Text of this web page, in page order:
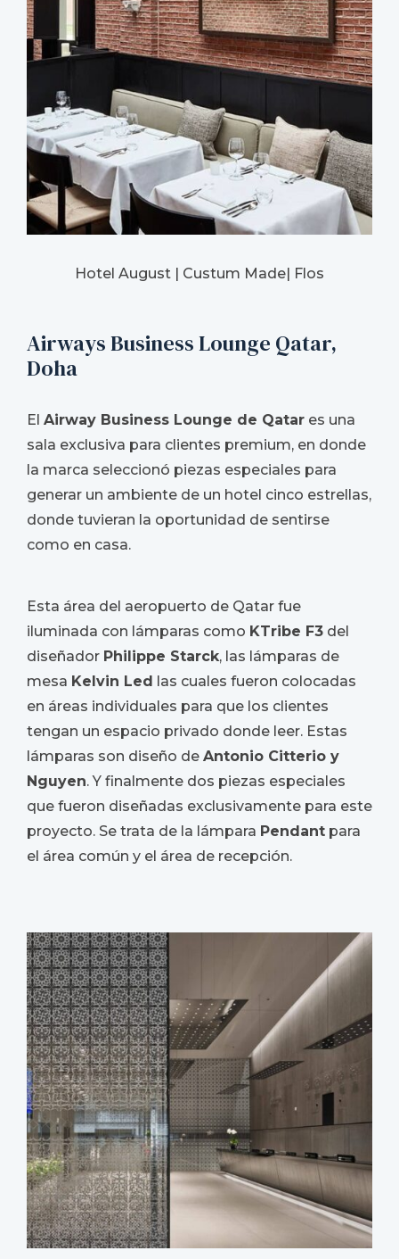
Hotel August | Custum Made| Flos
Airways Business Lounge Qatar,
Doha
El Airway Business Lounge de Qatar es una
sala exclusiva para clientes premium, en donde
la marca seleccionó piezas especiales para
generar un ambiente de un hotel cinco estrellas,
donde tuvieran la oportunidad de sentirse
como en casa.
Esta área del aeropuerto de Qatar fue
iluminada con lámparas como KTribe F3 del
diseñador Philippe Starck, las lámparas de
mesa Kelvin Led
las cuales fueron colocadas
en áreas individuales para que los clientes
tengan un espacio privado donde leer. Estas
lámparas son diseño de Antonio Citterio y
Nguyen. Y finalmente dos piezas especiales
que fueron diseñadas exclusivamente para este
proyecto. Se trata de la lámpara Pendant para
el área común y el área de recepción.